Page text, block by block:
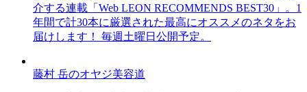
介する連載「Web LEON RECOMMENDS BEST30」。1
年間で計30本に厳選された最高にオススメのネタをお
届けします！ 毎週土曜日公開予定。
藤村 岳のオヤジ美容道